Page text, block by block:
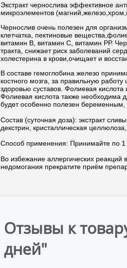
Экстракт чернослива эффективное
микроэлементов
Чернослив очень полезен для
клетчатка, пектиновые
витамин В, витамин С, витамин РР.
тракта, снижает риск заболеваний
холестерина в крови,очищает и
В составе гемоглобина железо
костного мозга, за правильную
здоровью суставов. Фолиевая
Фолиевая кислота также необходима
будет особенно полезен
Состав (суточная доза): экстракт
декстрин, кристаллическая
Способ применения: Принимайте по 1
Во избежание аллергических
недомогания прекратите приём
Отзывы к
дней"